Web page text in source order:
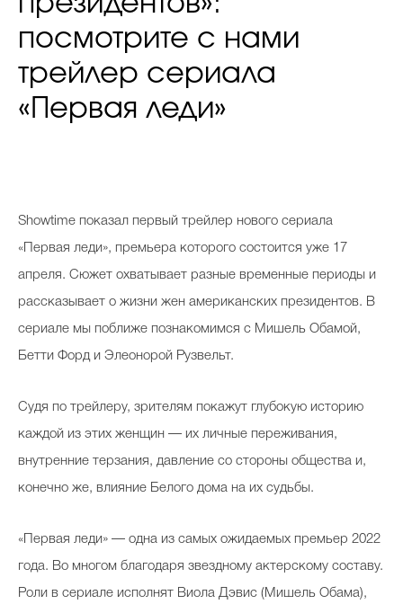
посмотрите с нами
трейлер сериала
«Первая леди»
Showtime показал первый трейлер нового сериала
«Первая леди», премьера которого состоится уже 17
апреля. Сюжет охватывает разные временные периоды и
рассказывает о жизни жен американских президентов. В
сериале мы поближе познакомимся с Мишель Обамой,
Бетти Форд и Элеонорой Рузвельт.
Судя по трейлеру, зрителям покажут глубокую историю
каждой из этих женщин — их личные переживания,
внутренние терзания, давление со стороны общества и,
конечно же, влияние Белого дома на их судьбы.
«Первая леди» — одна из самых ожидаемых премьер 2022
года. Во многом благодаря звездному актерскому составу.
Роли в сериале исполнят Виола Дэвис (Мишель Обама),